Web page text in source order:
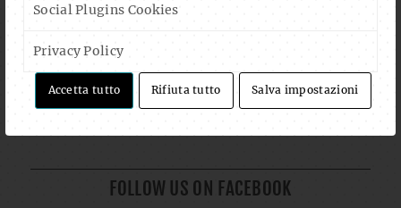
Social Plugins Cookies
Privacy Policy
Accetta tutto Rifiuta tutto Salva impostazioni
Mehr laden Auf Instagram folgen
FOLLOW US ON FACEBOOK